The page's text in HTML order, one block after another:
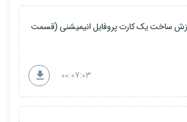
ساخت یک کارت پروفایل انیمیشنی (قسمت
00:07:03